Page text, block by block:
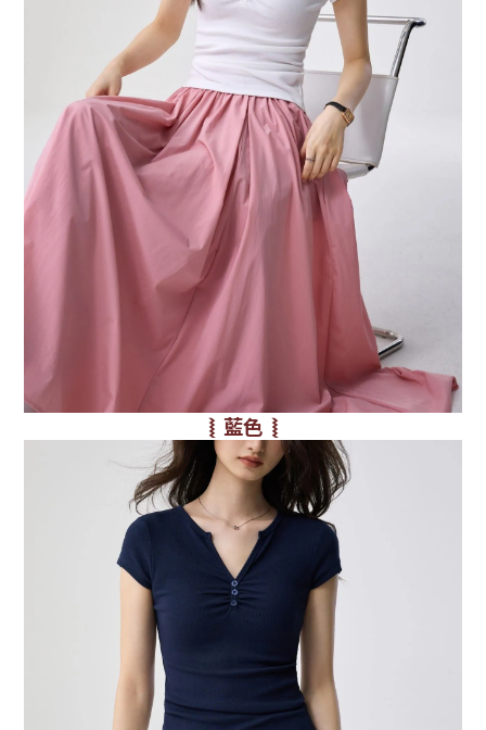
⦚ 藍色 ⦚